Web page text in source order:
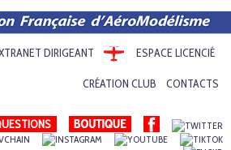
DIRIGEANT ESPACE LICENCIÉ
CRÉATION CLUB CONTACTS